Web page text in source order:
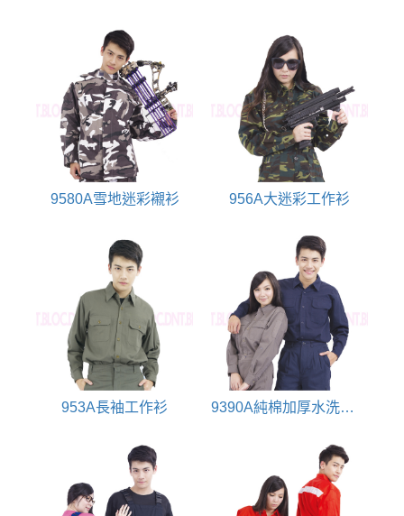
9580A雪地迷彩襯衫 956A大迷彩工作衫
953A長袖工作衫 9390A純棉加厚水洗工作衫